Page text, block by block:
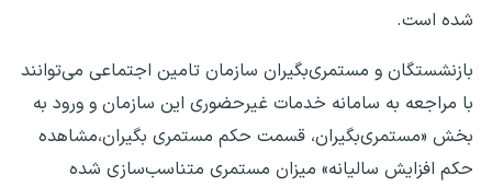
شده است.
بازنشستگان و مستمری‌بگیران سازمان تامین اجتماعی می‌توانند
با مراجعه به سامانه خدمات غیرحضوری این سازمان و ورود به
بخش «مستمری‌بگیران، قسمت حکم مستمری بگیران،مشاهده
حکم افزایش سالیانه» میزان مستمری متناسب‌سازی شده